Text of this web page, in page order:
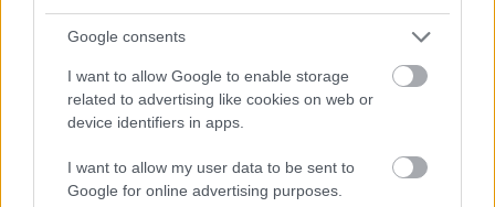
Google consents
I want to allow Google to enable storage
related to advertising like cookies on web or
device identifiers in apps.
I want to allow my user data to be sent to
Google for online advertising purposes.
fel különböző szervezetek a kérdést.
Miután Themisz működtetése nem csak az
emberiség jólétéről szól, hanem kőkeményen üzleti
ügy is, elszabadul a pokol. A fő kérdés most már az,
hogy vajon a test vagy az elme szabadsága
fontosabb?